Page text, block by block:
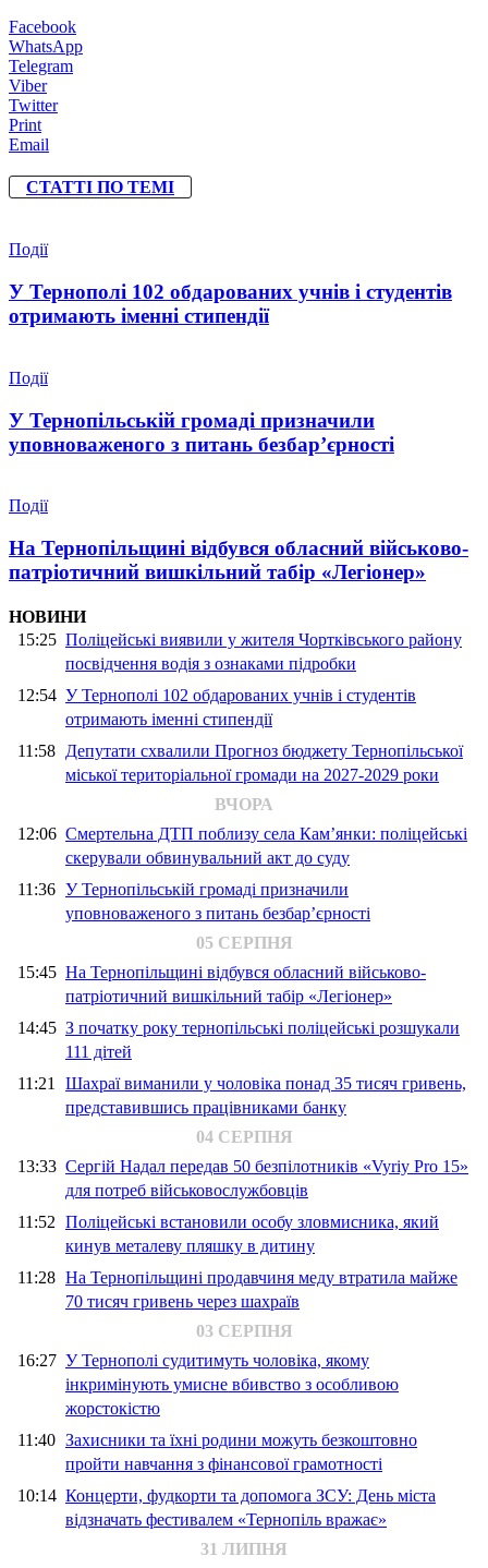
Facebook
WhatsApp
Telegram
Viber
Twitter
Print
Email
СТАТТІ ПО ТЕМІ
Події
У Тернополі 102 обдарованих учнів і студентів
отримають іменні стипендії
Події
У Тернопільській громаді призначили
уповноваженого з питань безбар’єрності
Події
На Тернопільщині відбувся обласний військово-
патріотичний вишкільний табір «Легіонер»
НОВИНИ
15:25 Поліцейські виявили у жителя Чортківського району
посвідчення водія з ознаками підробки
12:54 У Тернополі 102 обдарованих учнів і студентів
отримають іменні стипендії
11:58 Депутати схвалили Прогноз бюджету Тернопільської
міської територіальної громади на 2027-2029 роки
ВЧОРА
12:06 Смертельна ДТП поблизу села Кам’янки: поліцейські
скерували обвинувальний акт до суду
11:36 У Тернопільській громаді призначили
уповноваженого з питань безбар’єрності
05 СЕРПНЯ
15:45 На Тернопільщині відбувся обласний військово-
патріотичний вишкільний табір «Легіонер»
14:45 З початку року тернопільські поліцейські розшукали
111 дітей
11:21 Шахраї виманили у чоловіка понад 35 тисяч гривень,
представившись працівниками банку
04 СЕРПНЯ
13:33 Сергій Надал передав 50 безпілотників «Vyriy Pro 15»
для потреб військовослужбовців
11:52 Поліцейські встановили особу зловмисника, який
кинув металеву пляшку в дитину
11:28 На Тернопільщині продавчиня меду втратила майже
70 тисяч гривень через шахраїв
03 СЕРПНЯ
16:27 У Тернополі судитимуть чоловіка, якому
інкримінують умисне вбивство з особливою
жорстокістю
11:40 Захисники та їхні родини можуть безкоштовно
пройти навчання з фінансової грамотності
10:14 Концерти, фудкорти та допомога ЗСУ: День міста
відзначать фестивалем «Тернопіль вражає»
31 ЛИПНЯ